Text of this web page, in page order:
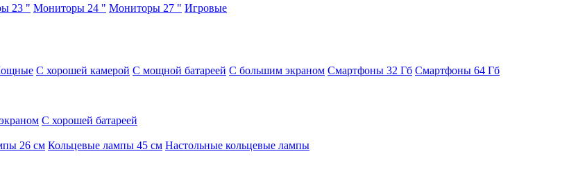
23 " Мониторы 24 " Мониторы 27 " Игровые
С хорошей камерой С мощной батареей С большим экраном Смартфоны 32 Гб Смартфоны 64 Гб
С хорошей батареей
26 см Кольцевые лампы 45 см Настольные кольцевые лампы